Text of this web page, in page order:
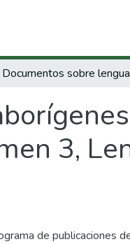
3,
de publicaciones